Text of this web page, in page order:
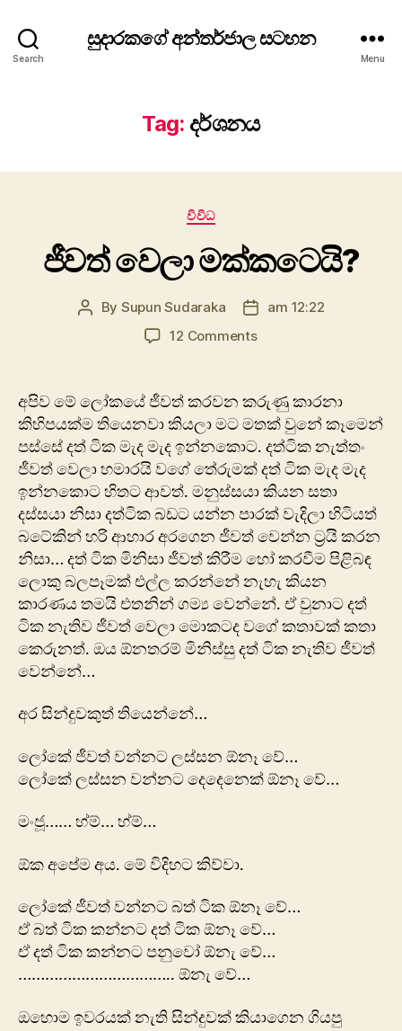
Search
සුදාරකගේ අන්තර්ජාල සටහන
Menu
Tag: දර්ශනය
Categories
විවිධ
ජීවත් වෙලා මක්කටෙයි?
Post
By Supun Sudaraka
Postam 12:22
12 Commentson
මක්කටෙයි?
අපිව මේ ලෝකයේ ජීවත් කරවන කරුණු කාරනා
කිහිපයක්ම තියෙනවා කියලා මට මතක් වුනේ කෑමෙන්
පස්සේ දත් ටික මැද මැද ඉන්නකොට. දත්ටික නැත්තං
ජීවත් වෙලා හමාරයි වගේ තේරුමක් දත් ටික මැද මැද
ඉන්නකොට හිතට ආවත්. මනුස්සයා කියන සතා
දස්සයා නිසා දත්ටික බඩට යන්න පාරක් වැදිලා හිටියත්
බටේකින් හරි ආහාර අරගෙන ජීවත් වෙන්න ට්‍රයි කරන
නිසා… දත් ටික මිනිසා ජීවත් කිරීම ‍හෝ කරවීම පිළිබඳ
ලොකු බලපෑමක් එල්ල කරන්නේ නැහැ කියන
කාරණය තමයි එතනින් ගම්‍ය වෙන්නේ. ඒ වුනාට දත්
ටික නැතිව ජීවත් වෙලා මොකටද වගේ කතාවක් කතා
කෙරුනත්. ඔය ඕනතරම් මිනිස්සු දත් ටික නැතිව ජීවත්
වෙන්නේ…
අර සින්දුවකුත් තියෙන්නේ…
ලෝකේ ජීවත් වන්නට ලස්සන ඕනෑ වේ…
‍ලෝකේ ලස්සන වන්නට දෙදෙනෙක් ඕනෑ වේ…
මංජූ…… හ්ම්… හ්ම්…
ඕක අපේම අය. මේ විදිහට කිව්වා.
ලෝකේ ජීවත් වන්නට බත් ටික ඕනෑ වේ…
ඒ බත් ටික කන්නට දත් ටික ‍ඕනෑ වේ…
ඒ දත් ටික කන්නට පනුවෝ ඕනැ වේ…
…………………………….. ඕනැ වේ…
ඔහොම ඉවරයක් නැති සින්දුවක් කියාගෙන ගියපු